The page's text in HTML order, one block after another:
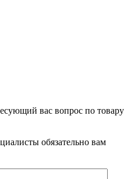
вас вопрос по товару
обязательно вам